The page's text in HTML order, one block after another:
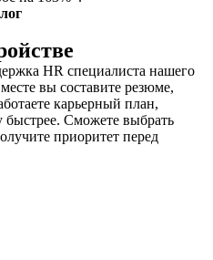
HR специалиста нашего
вы составите резюме,
карьерный план,
Сможете выбрать
приоритет перед